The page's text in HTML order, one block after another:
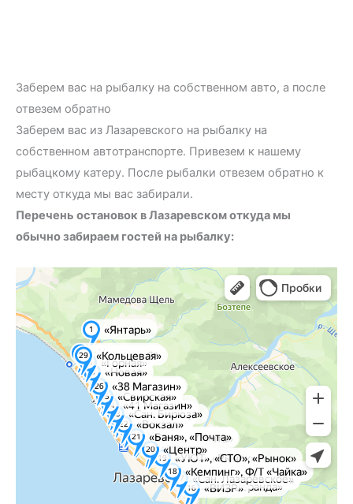
Заберем вас на рыбалку на собственном авто, а после
отвезем обратно
Заберем вас из Лазаревского на рыбалку на
собственном автотранспорте. Привезем к нашему
рыбацкому катеру. После рыбалки отвезем обратно к
месту откуда мы вас забирали.
Перечень остановок в Лазаревском откуда мы
обычно забираем гостей на рыбалку:
Сочи
Яндекс Карты — транспорт, навигация, поиск мест